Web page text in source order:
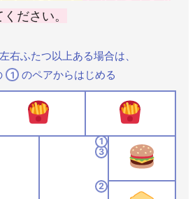
ださい。
右ふたつ以上ある場合は、
1 のペアからはじめる
1
3
2